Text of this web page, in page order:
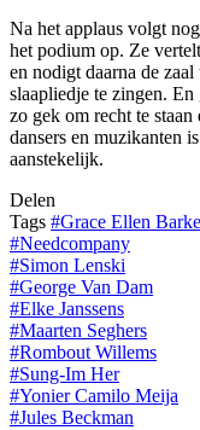
Na het applaus volgt
het podium op. Ze
en nodigt daarna de
slaapliedje te zingen.
zo gek om recht te
dansers en muzikanten
aanstekelijk.
Delen
Tags #Grace Ellen
#Needcompany
#Simon Lenski
#George Van Dam
#Elke Janssens
#Maarten Seghers
#Rombout Willems
#Sung-Im Her
#Yonier Camilo Meija
#Jules Beckman